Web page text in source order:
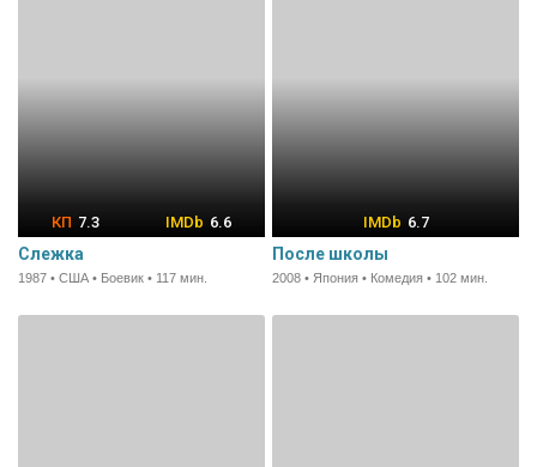
7.3 6.6
Слежка
1987 • США • Боевик • 117 мин.
6.7
После школы
2008 • Япония • Комедия • 102 мин.